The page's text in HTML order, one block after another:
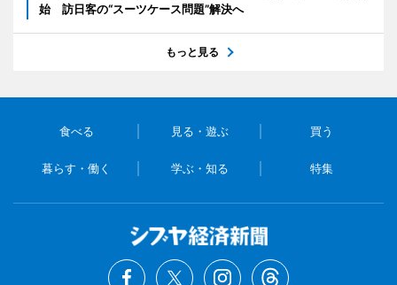
始 訪日客の“スーツケース問題”解決へ
もっと見る
食べる 見る・遊ぶ 買う
暮らす・働く 学ぶ・知る 特集